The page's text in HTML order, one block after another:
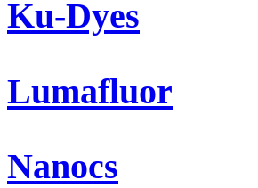
Ku-Dyes
Lumafluor
Nanocs